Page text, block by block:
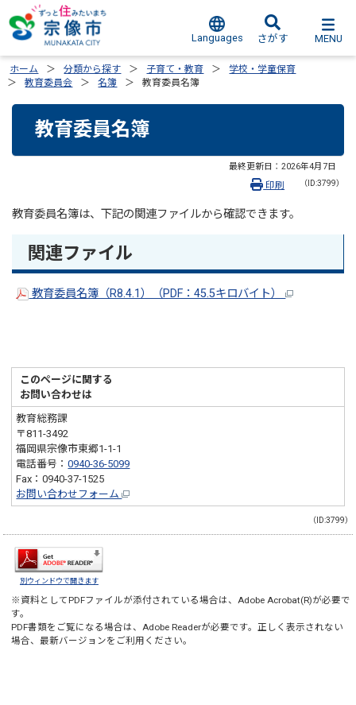
Languages さがす MENU
ホーム 分類から探す 子育て・教育
学校・学童保育
教育委員会
名簿 教育委員名簿
教育委員名簿
最終更新日： 2026年4月7日
（ID:3799）
印刷
教育委員名簿は、下記の関連ファイルから確認できます。
関連ファイル
教育委員名簿（R8.4.1）（PDF：45.5キロバイト）
このページに関する
お問い合わせは
教育総務課
〒811-3492
福岡県宗像市東郷1-1-1
電話番号：0940-36-5099
Fax：0940-37-1525
お問い合わせフォーム
（ID:3799）
別ウィンドウで開きます
※資料としてPDFファイルが添付されている場合は、 Adobe Acrobat(R)が必要で
す。
PDF書類をご覧になる場合は、 Adobe Readerが必要です。正しく表示されない
場合、最新バージョンをご利用ください。